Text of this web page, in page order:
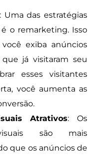
: Uma das estratégias
é o remarketing. Isso
exiba anúncios
que já visitaram seu
esses visitantes
você aumenta as
Atrativos: Os
são mais
que os anúncios de